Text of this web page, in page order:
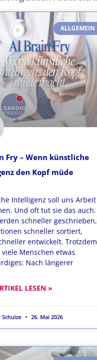
ALLGEMEIN
Fry – Wenn künstliche
den Kopf müde
Intelligenz soll uns Arbeit
Und oft tut sie das auch.
schneller geschrieben,
schneller sortiert,
entwickelt. Trotzdem
Menschen etwas
Nach längerer
LESEN »
26. Mai 2026